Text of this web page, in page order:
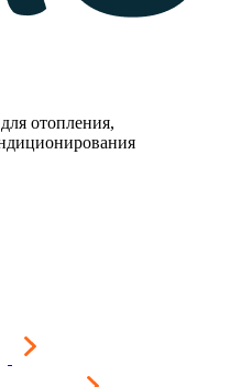
отопления,